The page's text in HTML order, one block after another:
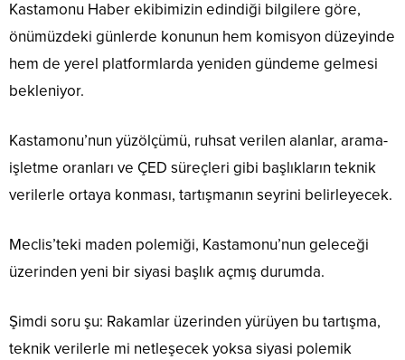
Kastamonu Haber ekibimizin edindiği bilgilere göre,
önümüzdeki günlerde konunun hem komisyon düzeyinde
hem de yerel platformlarda yeniden gündeme gelmesi
bekleniyor.
Kastamonu’nun yüzölçümü, ruhsat verilen alanlar, arama-
işletme oranları ve ÇED süreçleri gibi başlıkların teknik
verilerle ortaya konması, tartışmanın seyrini belirleyecek.
Meclis’teki maden polemiği, Kastamonu’nun geleceği
üzerinden yeni bir siyasi başlık açmış durumda.
Şimdi soru şu: Rakamlar üzerinden yürüyen bu tartışma,
teknik verilerle mi netleşecek yoksa siyasi polemik